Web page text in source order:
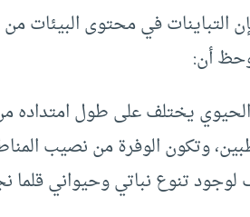
التباينات في محتوى البيئات
أن:
الحيوي يختلف على طول
وتكون الوفرة من نصيب
تنوع نباتي وحيواني قلما